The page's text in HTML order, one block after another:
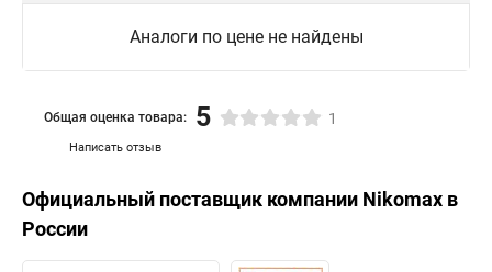
Аналоги по цене не найдены
Написать отзыв
Общая оценка товара: 5 1
Официальный поставщик компании Nikomax в
России